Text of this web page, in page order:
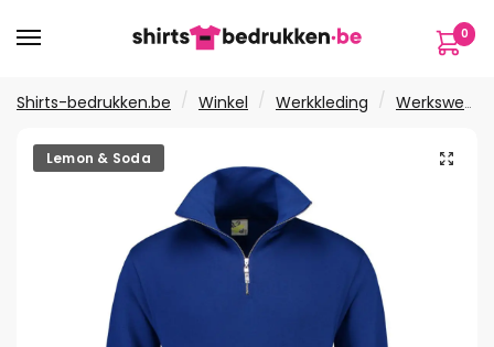
naar
naar
inhoud
0
Shirts-bedrukken.be / Winkel / Werkkleding / Werksweaters
🔍
Lemon & Soda